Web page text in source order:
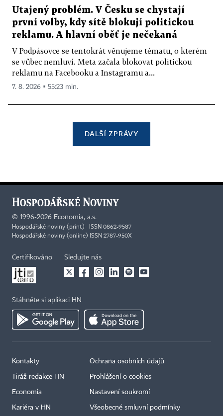
Utajený problém. V Česku se chystají
první volby, kdy sítě blokují politickou
reklamu. A hlavní oběť je nečekaná
V Podpásovce se tentokrát věnujeme tématu, o kterém
se vůbec nemluví. Meta začala blokovat politickou
reklamu na Facebooku a Instagramu a...
7. 8. 2026 ▪ 55:23 min.
DALŠÍ ZPRÁVY
© 1996-2026 Economia, a.s.
Hospodářské noviny (print) ISSN 0862-9587
Hospodářské noviny (online) ISSN 2787-950X
Certifikováno Sledujte nás
Stáhněte si aplikaci HN
Kontakty
Tiráž redakce HN
Economia
Kariéra v HN
Ochrana osobních údajů
Prohlášení o cookies
Nastavení soukromí
Všeobecné smluvní podmínky